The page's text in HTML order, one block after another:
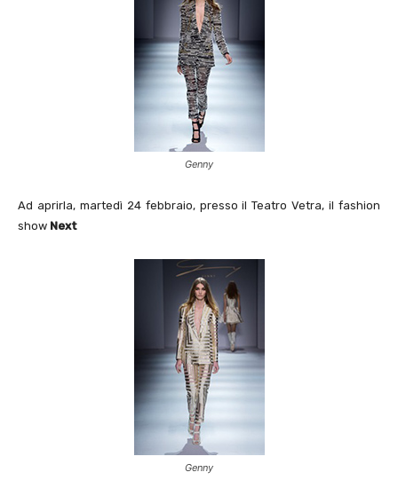
Genny
Ad aprirla, martedì 24 febbraio, presso il Teatro Vetra, il fashion
show Next
Genny